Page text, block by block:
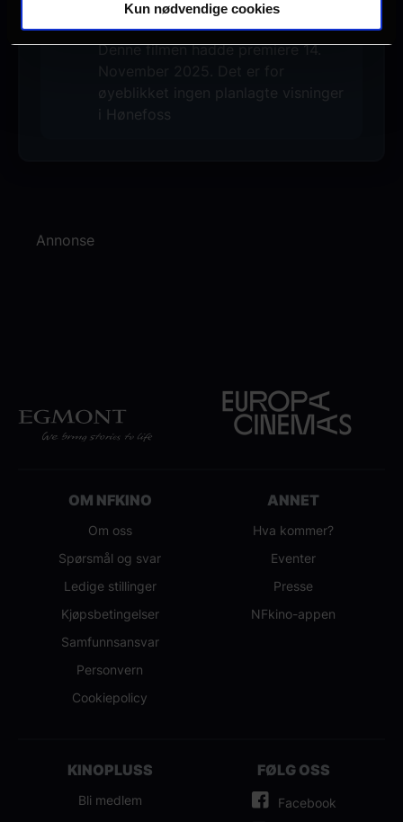
Kun nødvendige cookies
Ingen visninger i Hønefoss
Denne filmen hadde premiere 14.
øyeblikket ingen planlagte visninger
i Hønefoss
Annonse
OM NFKINO
Om oss
Spørsmål og svar
Ledige stillinger
Kjøpsbetingelser
Samfunnsansvar
Personvern
Cookiepolicy
ANNET
Hva kommer?
Eventer
Presse
NFkino-appen
KINOPLUSS
Bli medlem
FØLG OSS
Facebook